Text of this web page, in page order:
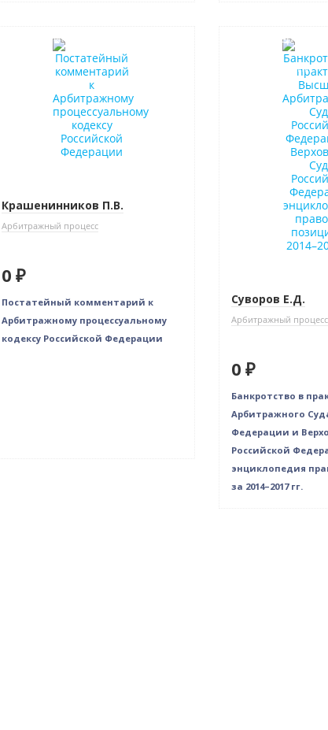
Нет в наличии
Крашенинников П.В.
Арбитражный процесс
0 ₽
Постатейный комментарий к
Арбитражному процессуальному
кодексу Российской Федерации
Бестселлер
Нет в наличии
Суворов Е.Д.
Арбитражный процесс
0 ₽
Банкротство в
Арбитражного
Федерации и
Российской
энциклопедия
за 2014–2017 гг.